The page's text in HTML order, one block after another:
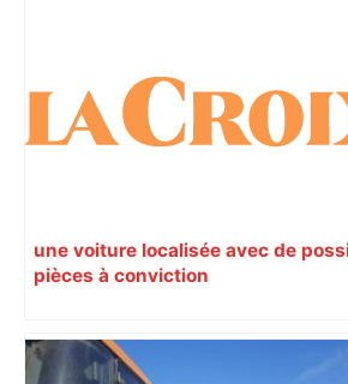
une voiture localisée avec de
pièces à conviction